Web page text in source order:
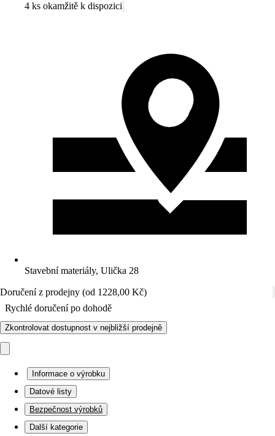
4 ks okamžitě k dispozici
Stavební materiály, Ulička 28
Doručení z prodejny (od 1228,00 Kč)
Rychlé doručení po dohodě
Zkontrolovat dostupnost v nejbližší prodejně
Informace o výrobku
Datové listy
Bezpečnost výrobků
Další kategorie